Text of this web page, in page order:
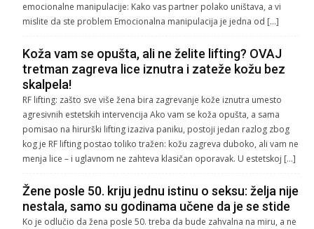
emocionalne manipulacije: Kako vas partner polako uništava, a vi
mislite da ste problem Emocionalna manipulacija je jedna od […]
Koža vam se opušta, ali ne želite lifting? OVAJ
tretman zagreva lice iznutra i zateže kožu bez
skalpela!
RF lifting: zašto sve više žena bira zagrevanje kože iznutra umesto
agresivnih estetskih intervencija Ako vam se koža opušta, a sama
pomisao na hirurški lifting izaziva paniku, postoji jedan razlog zbog
kog je RF lifting postao toliko tražen: kožu zagreva duboko, ali vam ne
menja lice – i uglavnom ne zahteva klasičan oporavak. U estetskoj […]
Žene posle 50. kriju jednu istinu o seksu: želja nije
nestala, samo su godinama učene da je se stide
Ko je odlučio da žena posle 50. treba da bude zahvalna na miru, a ne